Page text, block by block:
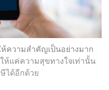
ความสำคัญเป็นอย่างมาก
ห้แค่ความสุขทางใจเท่านั้น
ได้อีกด้วย